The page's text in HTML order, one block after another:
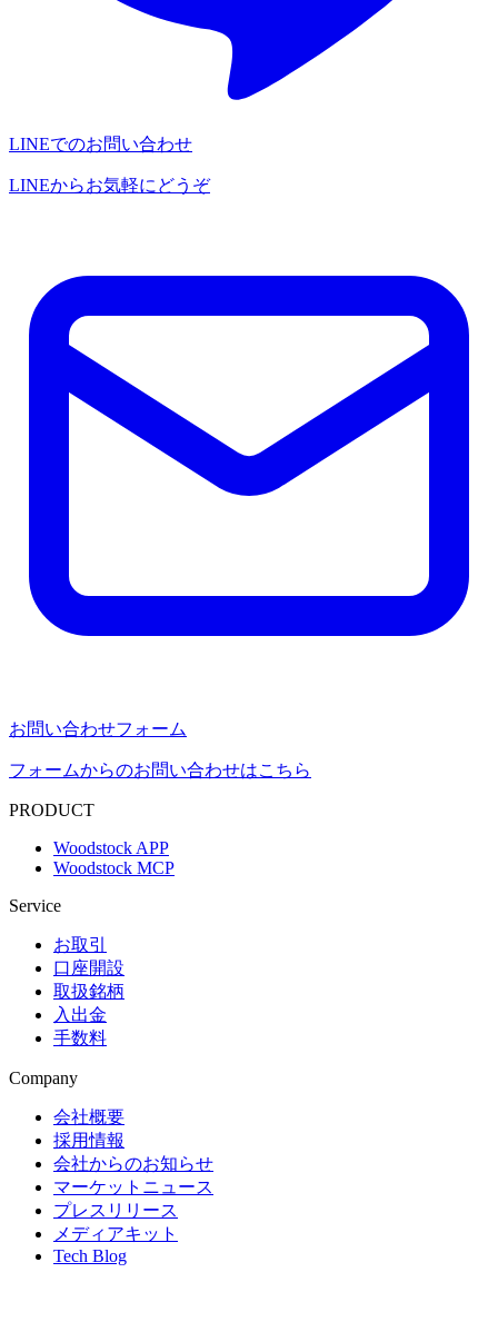
LINEでのお問い合わせ
LINEからお気軽にどうぞ
お問い合わせフォーム
フォームからのお問い合わせはこちら
PRODUCT
Woodstock APP
Woodstock MCP
Service
お取引
口座開設
取扱銘柄
入出金
手数料
Company
会社概要
採用情報
会社からのお知らせ
マーケットニュース
プレスリリース
メディアキット
Tech Blog